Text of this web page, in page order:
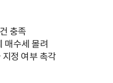
충족
매수세 몰려
정 여부 촉각